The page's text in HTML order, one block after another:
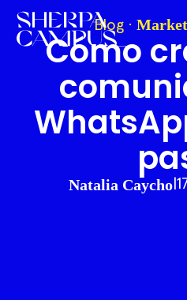
Blog ·
Cómo
Natalia Caycho|